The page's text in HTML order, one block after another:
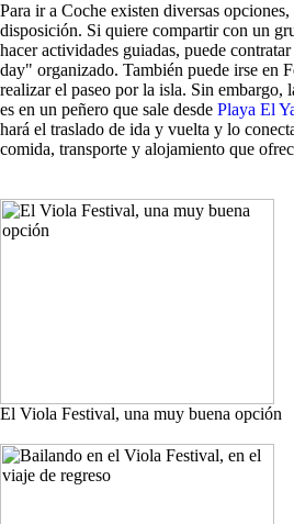
Para ir a Coche existen diversas
disposición. Si quiere compartir con un
hacer actividades guiadas, puede
day" organizado. También puede irse en
realizar el paseo por la isla. Sin embargo,
es en un peñero que sale desde Playa El
hará el traslado de ida y vuelta y lo
comida, transporte y alojamiento que
El Viola Festival, una muy buena opción